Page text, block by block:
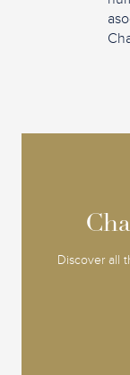
Discover all